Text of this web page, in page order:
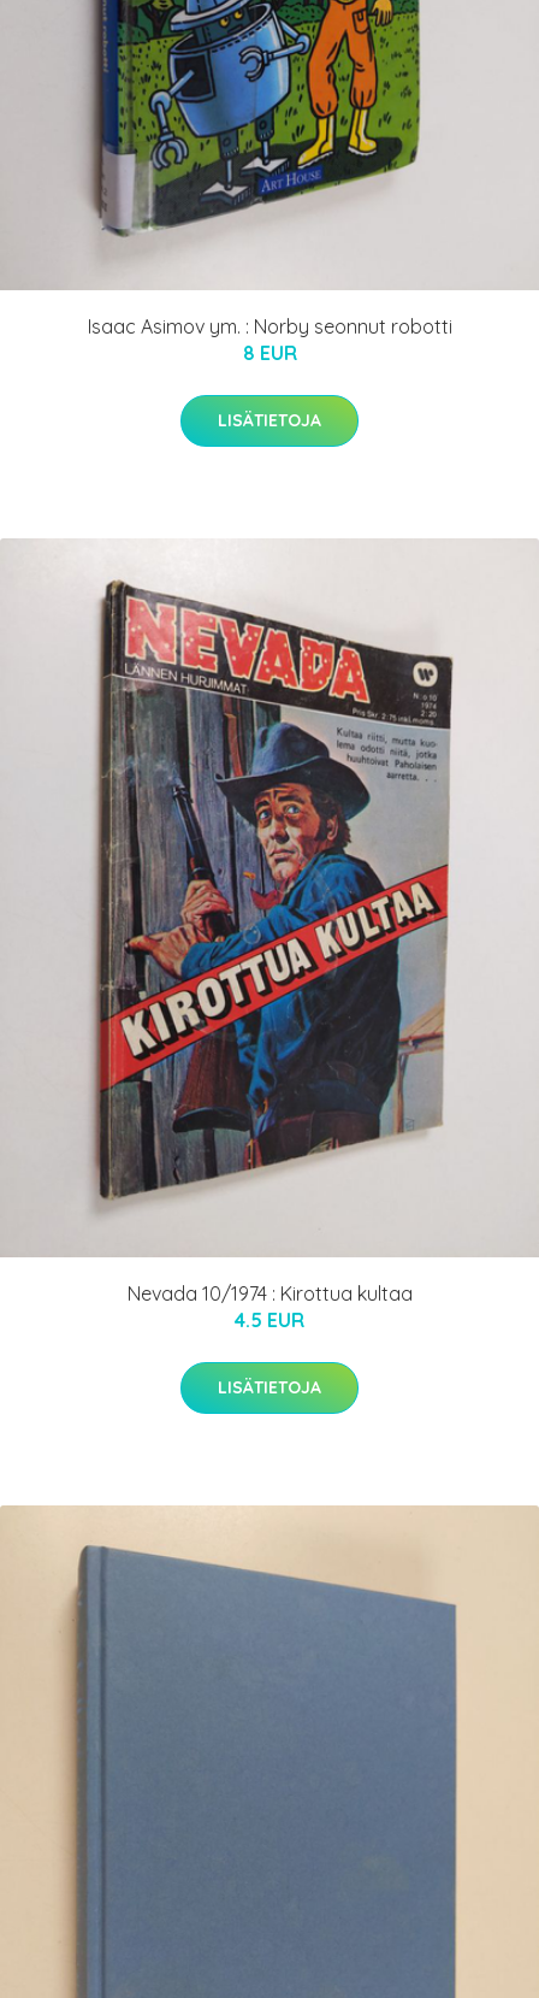
Isaac Asimov ym. : Norby seonnut robotti
8 EUR
LISÄTIETOJA
Nevada 10/1974 : Kirottua kultaa
4.5 EUR
LISÄTIETOJA